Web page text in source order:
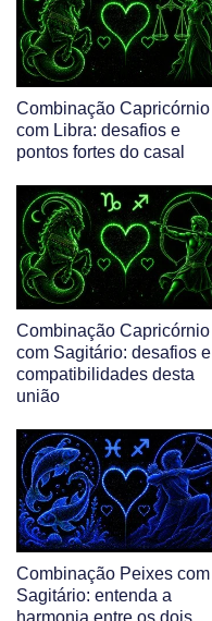
Combinação Capricórnio
com Libra: desafios e
pontos fortes do casal
Combinação Capricórnio
com Sagitário: desafios e
compatibilidades desta
união
Combinação Peixes com
Sagitário: entenda a
harmonia entre os dois